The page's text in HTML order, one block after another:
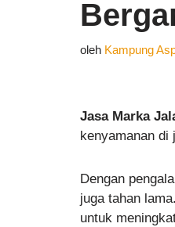
oleh Kampung
Jasa Marka
kenyamanan di
Dengan
juga tahan
untuk